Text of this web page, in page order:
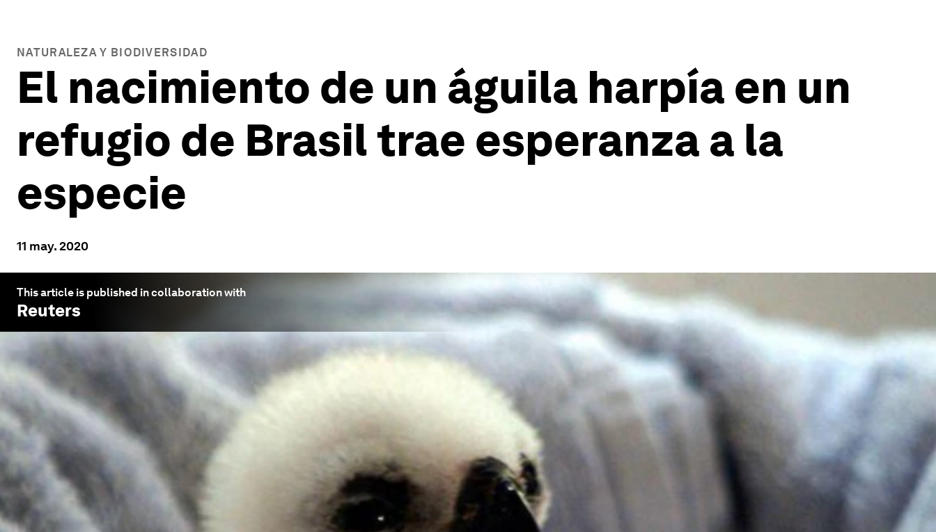
NATURALEZA Y BIODIVERSIDAD
El nacimiento de un águila harpía en un
refugio de Brasil trae esperanza a la
especie
11 may. 2020
This article is published in collaboration with
Reuters